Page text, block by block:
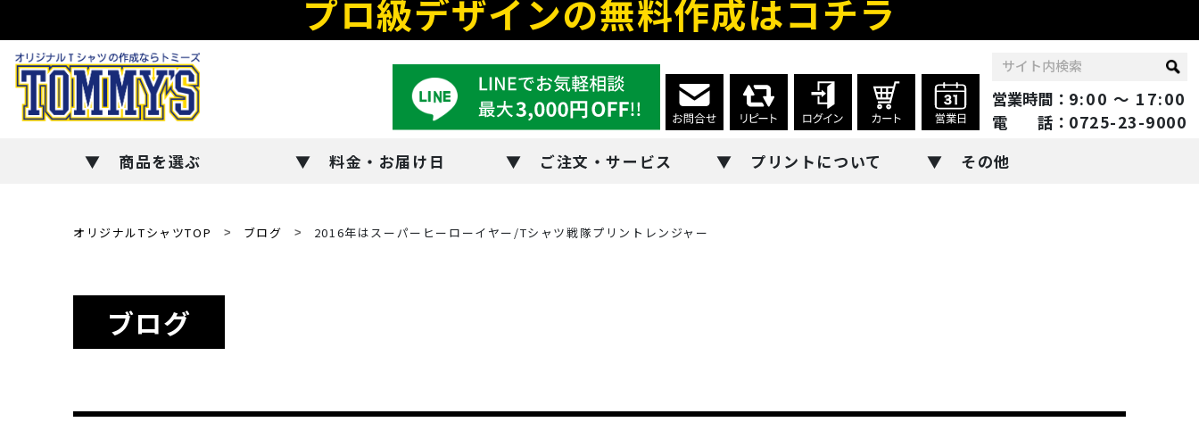
プロ級デザインの無料作成はコチラ
営業時間： 9:00 ～ 17:00
電 話： 0725-23-9000
商品を選ぶ
料金・お届け日 ご注文・サービス プリントについて その他
オリジナルTシャツTOP ブログ 2016年はスーパーヒーローイヤー/Tシャツ戦隊プリントレンジャー
ブログ